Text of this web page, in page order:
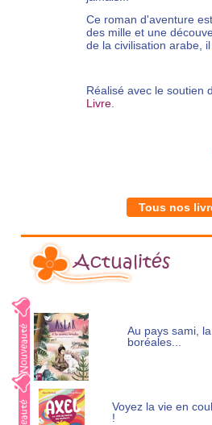
Ce roman d'aventure
des mille et une
de la civilisation arabe,
Réalisé avec le soutien
Livre
Tous nos
Actualités
Au pays sami,
boréales...
Voyez la vie en
!